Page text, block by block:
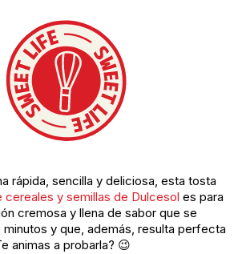
rápida, sencilla y deliciosa, esta tosta
cereales y semillas de Dulcesol es para
cremosa y llena de sabor que se
y que, además, resulta perfecta
animas a probarla? 😉